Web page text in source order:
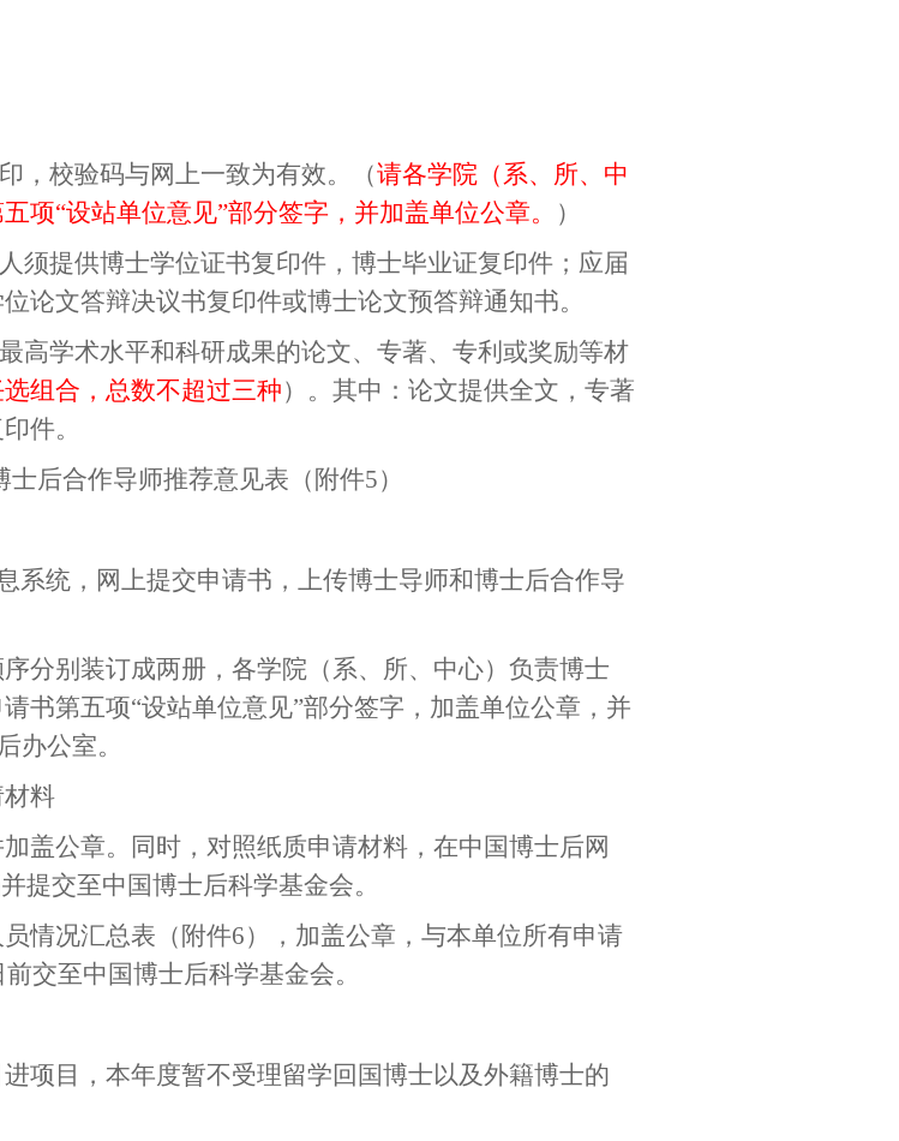
，校验码与网上一致为有效。（请各学院（系、所、中
项“设站单位意见”部分签字，并加盖单位公章。
）
须提供博士学位证书复印件，博士毕业证复印件；应届
论文答辩决议书复印件或博士论文预答辩通知书。
高学术水平和科研成果的论文、专著、专利或奖励等材
组合，总数不超过三种）。其中：论文提供全文，专著
件。
士后合作导师推荐意见表（附件5）
系统，网上提交申请书，上传博士导师和博士后合作导
序分别装订成两册，各学院（系、所、中心）负责博士
书第五项“设站单位意见”部分签字，加盖单位公章，并
办公室。
材料
盖公章。同时，对照纸质申请材料，在中国博士后网
提交至中国博士后科学基金会。
情况汇总表（附件6），加盖公章，与本单位所有申请
前交至中国博士后科学基金会。
项目，本年度暂不受理留学回国博士以及外籍博士的